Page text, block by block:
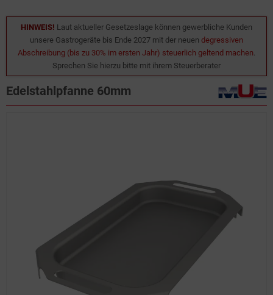
HINWEIS! Laut aktueller Gesetzeslage können gewerbliche Kunden
unsere Gastrogeräte bis Ende 2027 mit der neuen degressiven
Abschreibung (bis zu 30% im ersten Jahr) steuerlich geltend machen.
Sprechen Sie hierzu bitte mit ihrem Steuerberater
Edelstahlpfanne 60mm